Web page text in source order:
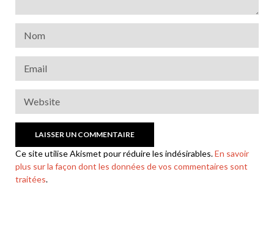
Ce site utilise Akismet pour réduire les indésirables.En savoir
plus sur la façon dont les données de vos commentaires sont
traitées.